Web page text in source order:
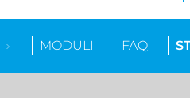
MODULI FAQ